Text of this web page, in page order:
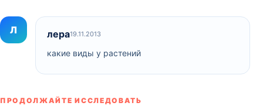
Л лера19.11.2013
какие виды у растений
ПРОДОЛЖАЙТЕ ИССЛЕДОВАТЬ